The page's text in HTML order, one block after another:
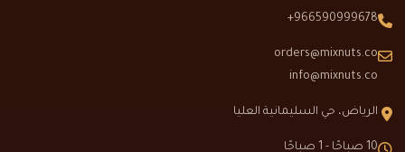
966590999678+
orders@mixnuts.co
info@mixnuts.co
الرياض، حي السليمانية العليا
10 صباحًا - 1 صباحًا